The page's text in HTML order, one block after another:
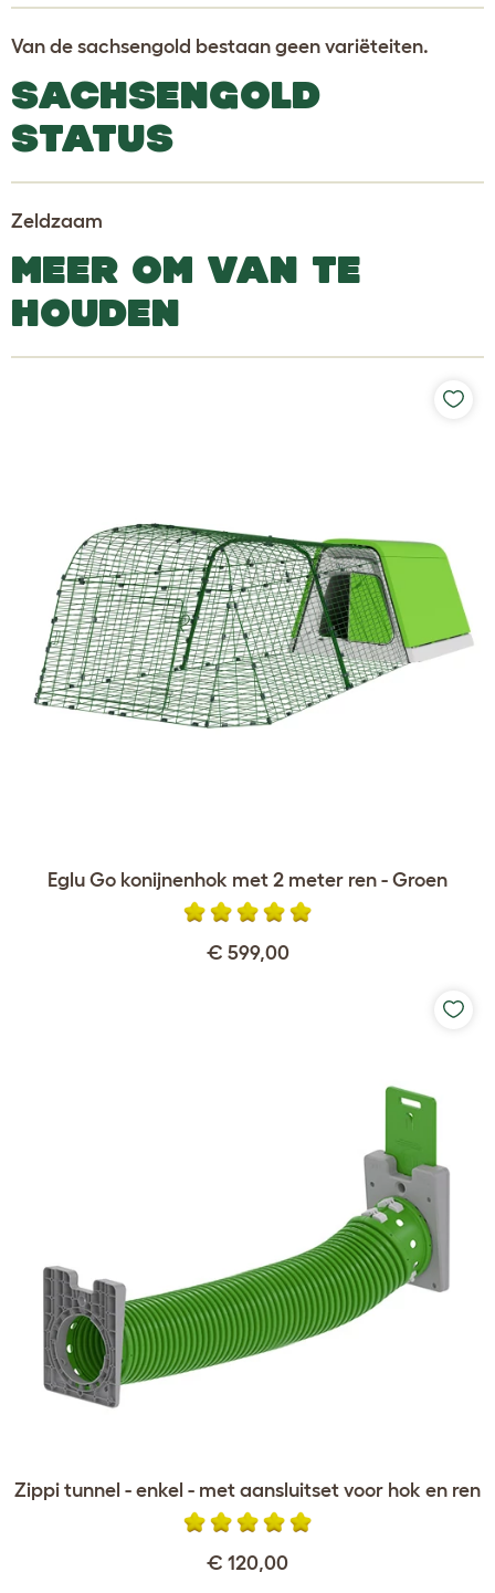
Van de sachsengold bestaan geen variëteiten.
SACHSENGOLD
STATUS
Zeldzaam
MEER OM VAN TE
HOUDEN
Eglu Go konijnenhok met 2 meter ren - Groen
€ 599,00
Zippi tunnel - enkel - met aansluitset voor hok en ren
€ 120,00